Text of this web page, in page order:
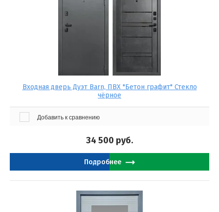
Входная дверь Дуэт Barn, ПВХ "Бетон графит" Стекло
чёрное
Добавить к сравнению
34 500 руб.
Подробнее